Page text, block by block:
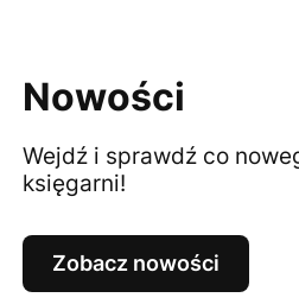
Nowości
Wejdź i sprawdź co
księgarni!
Zobacz nowości